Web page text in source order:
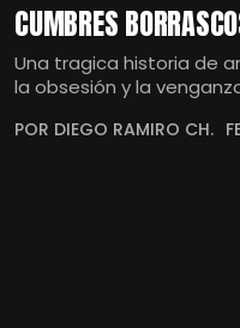
CUMBRES
Una tragica historia de
la obsesión y la
POR DIEGO RAMIRO CH.